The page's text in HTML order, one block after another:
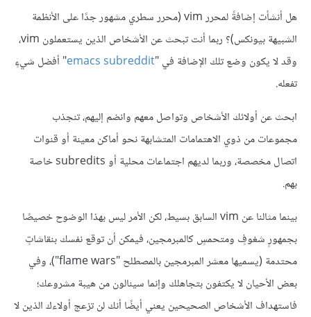
هل أنشأت إضافةً لمحرر vim (محرر سطري مشهور جدًا على الأنظمة
الشبيهة بيونكس)؟ ربما أنت تبحث عن الأشخاص الذين يستعملون vim،
وقد لا يكون وضع تلك الإضافة في "emacs subreddit" أفضل شيءٍ
تفعله.
ابحث عن أولائك الأشخاص وتواصل معهم وانضم إليهم، تنجذب
مجموعات من ذوي الاهتمامات المتشابهة نحو أماكن معينة أو قنوات
اتصال مخصصة، وربما لديهم اجتماعات محلية أو subredits خاصة
بهم.
بينما مثالنا عن vim السابق بسيط، لكن الأمر ليس بهذا الوضوح خصيصًا
بجمهورٍ شغوفٍ ومتحمسٍ كالمبرمجين، فيمكن أن توقع نفسك بنقاشاتٍ
محتدمة (يسميها معشر المبرمجين بالمصطلح "flame wars")، وفي
بعض الأحيان لا يكتفون بتجاهلك وإنما سينالون من هيبة مشروعك؛
فاستهداف الأشخاص الصحيحين يعني أيضًا أنك لن تزعج أولاءك الذين لا